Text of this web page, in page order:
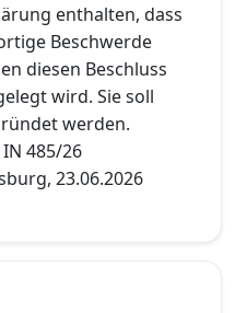
enthalten, dass
Beschwerde
diesen Beschluss
wird. Sie soll
werden.
IN 485/26
23.06.2026